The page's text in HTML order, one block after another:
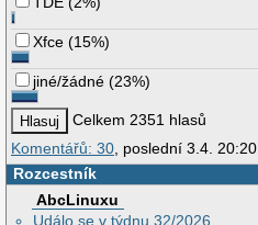
Xfce (15%)
jiné/žádné (23%)
Celkem 2351 hlasů
Komentářů: 30 , poslední 3.4. 20:20
Rozcestník
AbcLinuxu
Událo se v týdnu 32/2026